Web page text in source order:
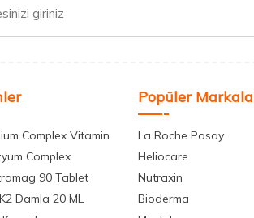
Complex Vitamin
Complex
90 Tablet
Damla 20 ML
Popüler
La Roche Posay
Heliocare
Nutraxin
Bioderma